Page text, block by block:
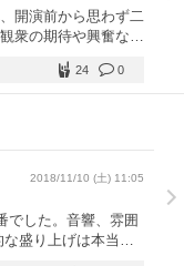
アメリカへ贈ったと
ックギター１本で歌
とを楽しんだ "Ob-
が何度も上がった
葉とともに始まっ
ニホンゴ ガンバリ
とカンペを見ながら
プロフェッショナ
まだまだパワフル
そうです。
開演前から思わず二
衆の期待や興奮など
めて武道館が持つコ
できました。 注
、時間ともに少なか
「ブドーカン！」と
ビートルズ武道館公
嬉しかったな。そし
いのです。これをナ
まりにも無理な注文
0
24
2018/11/10 (土) 11:05
でした。音響、雰囲
盛り上げは本当に